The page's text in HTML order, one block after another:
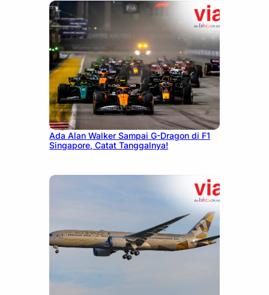
August 13, 2025
Ada Alan Walker Sampai G-Dragon di F1
Singapore, Catat Tanggalnya!